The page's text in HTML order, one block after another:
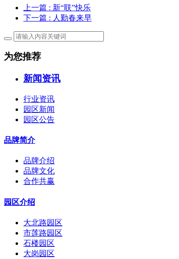
上一篇 : 新“联”快乐
下一篇 : 人勤春来早
为您推荐
新闻资讯
行业资讯
园区新闻
园区公告
品牌简介
品牌介绍
品牌文化
合作共赢
园区介绍
大北路园区
市莲路园区
石楼园区
大岗园区